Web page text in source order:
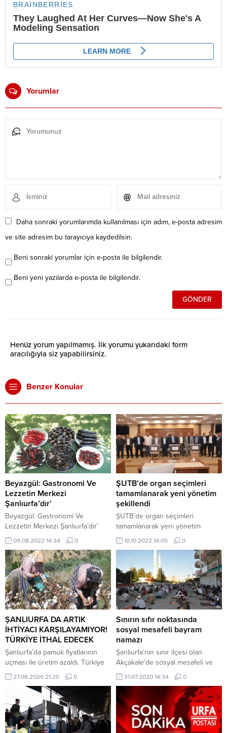
Yorumlar
Daha sonraki yorumlarımda kullanılması için adım, e-posta adresim
ve site adresim bu tarayıcıya kaydedilsin.
Beni sonraki yorumlar için e-posta ile bilgilendir.
Beni yeni yazılarda e-posta ile bilgilendir.
Henüz yorum yapılmamış. İlk yorumu yukarıdaki form
aracılığıyla siz yapabilirsiniz.
Benzer Konular
Beyazgül: Gastronomi Ve
Lezzetin Merkezi
Şanlıurfa’dır’
Beyazgül: Gastronomi Ve
Lezzetin Merkezi Şanlıurfa’dır’
09.08.2022 14:34 0
ŞUTB’de organ seçimleri
tamamlanarak yeni yönetim
şekillendi
ŞUTB’de organ seçimleri
tamamlanarak yeni yönetim
şekillendi
10.10.2022 14:05 0
ŞANLIURFA DA ARTIK
İHTİYACI KARŞILAYAMIYOR!
TÜRKİYE İTHAL EDECEK
Şanlıurfa’da pamuk fiyatlarının
uçması ile üretim azaldı. Türkiye
genelinde yaşanan pamuk üretim
sorunundan sonra azalan pamuk
ihtiyacı Suriye, Uganda ve
Burkina Faso’dan karşılanacak.
27.08.2020 21:20 0
Sınırın sıfır noktasında
sosyal mesafeli bayram
namazı
Şanlıurfa’nın sınır ilçesi olan
Akçakale’de sosyal mesafeli ve
maskeli şekilde Kurban bayramı
namazı kılındı.
31.07.2020 14:34 0